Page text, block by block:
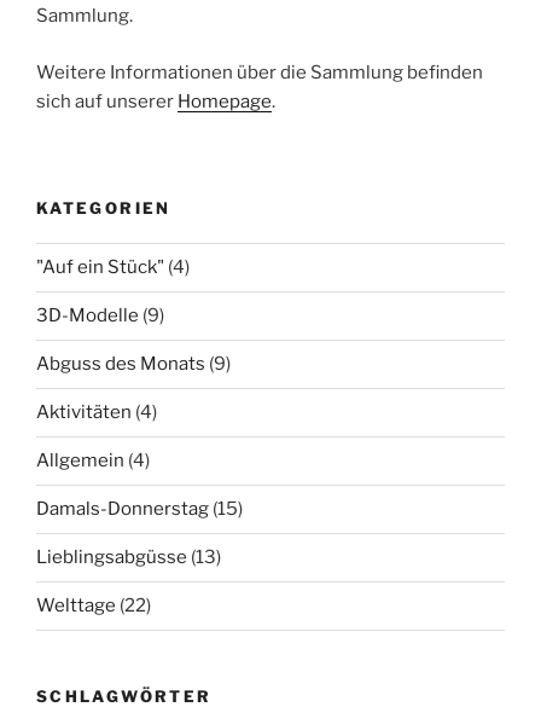
Sammlung.
Weitere Informationen über die Sammlung befinden
sich auf unserer Homepage.
KATEGORIEN
"Auf ein Stück" (4)
3D-Modelle (9)
Abguss des Monats (9)
Aktivitäten (4)
Allgemein (4)
Damals-Donnerstag (15)
Lieblingsabgüsse (13)
Welttage (22)
SCHLAGWÖRTER